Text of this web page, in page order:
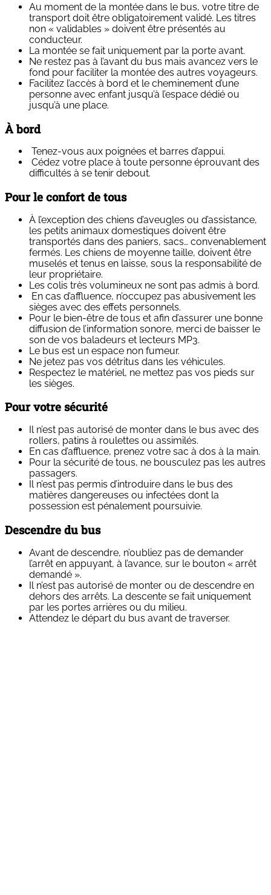
Au moment de la montée dans le bus, votre titre de
transport doit être obligatoirement validé. Les titres
non « validables » doivent être présentés au
conducteur.
La montée se fait uniquement par la porte avant.
Ne restez pas à l’avant du bus mais avancez vers le
fond pour faciliter la montée des autres voyageurs.
Facilitez l’accès à bord et le cheminement d’une
personne avec enfant jusqu’à l’espace dédié ou
jusqu’à une place.
À bord
Tenez-vous aux poignées et barres d’appui.
Cédez votre place à toute personne éprouvant des
difficultés à se tenir debout.
Pour le confort de tous
À l’exception des chiens d’aveugles ou d’assistance,
les petits animaux domestiques doivent être
transportés dans des paniers, sacs… convenablement
fermés. Les chiens de moyenne taille, doivent être
muselés et tenus en laisse, sous la responsabilité de
leur propriétaire.
Les colis très volumineux ne sont pas admis à bord.
En cas d’affluence, n’occupez pas abusivement les
sièges avec des effets personnels.
Pour le bien-être de tous et afin d’assurer une bonne
diffusion de l’information sonore, merci de baisser le
son de vos baladeurs et lecteurs MP3.
Le bus est un espace non fumeur.
Ne jetez pas vos détritus dans les véhicules.
Respectez le matériel, ne mettez pas vos pieds sur
les sièges.
Pour votre sécurité
Il n’est pas autorisé de monter dans le bus avec des
rollers, patins à roulettes ou assimilés.
En cas d’affluence, prenez votre sac à dos à la main.
Pour la sécurité de tous, ne bousculez pas les autres
passagers.
Il n’est pas permis d’introduire dans le bus des
matières dangereuses ou infectées dont la
possession est pénalement poursuivie.
Descendre du bus
Avant de descendre, n’oubliez pas de demander
l’arrêt en appuyant, à l’avance, sur le bouton « arrêt
demandé ».
Il n’est pas autorisé de monter ou de descendre en
dehors des arrêts. La descente se fait uniquement
par les portes arrières ou du milieu.
Attendez le départ du bus avant de traverser.